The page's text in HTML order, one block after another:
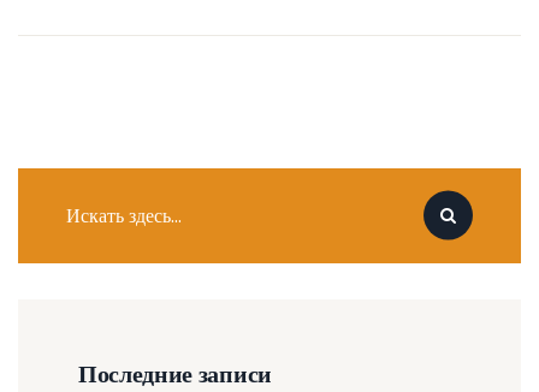
Последние записи